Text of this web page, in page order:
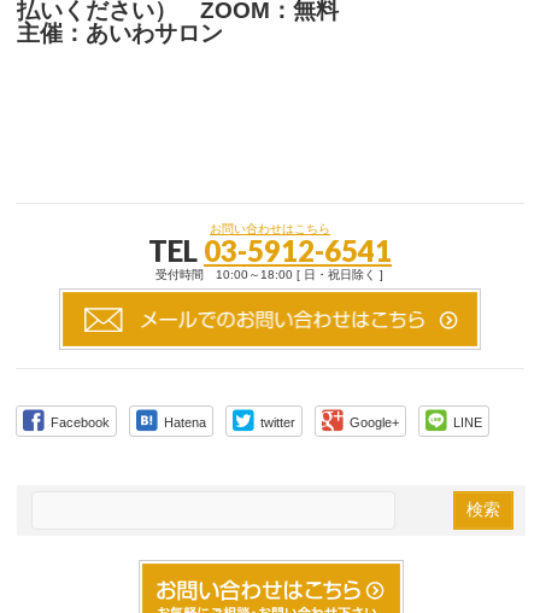
払いください） ZOOM：無料
主催：あいわサロン
お問い合わせはこちら
TEL 03-5912-6541
受付時間 10:00～18:00 [ 日・祝日除く ]
Facebook Hatena twitter Google+ LINE